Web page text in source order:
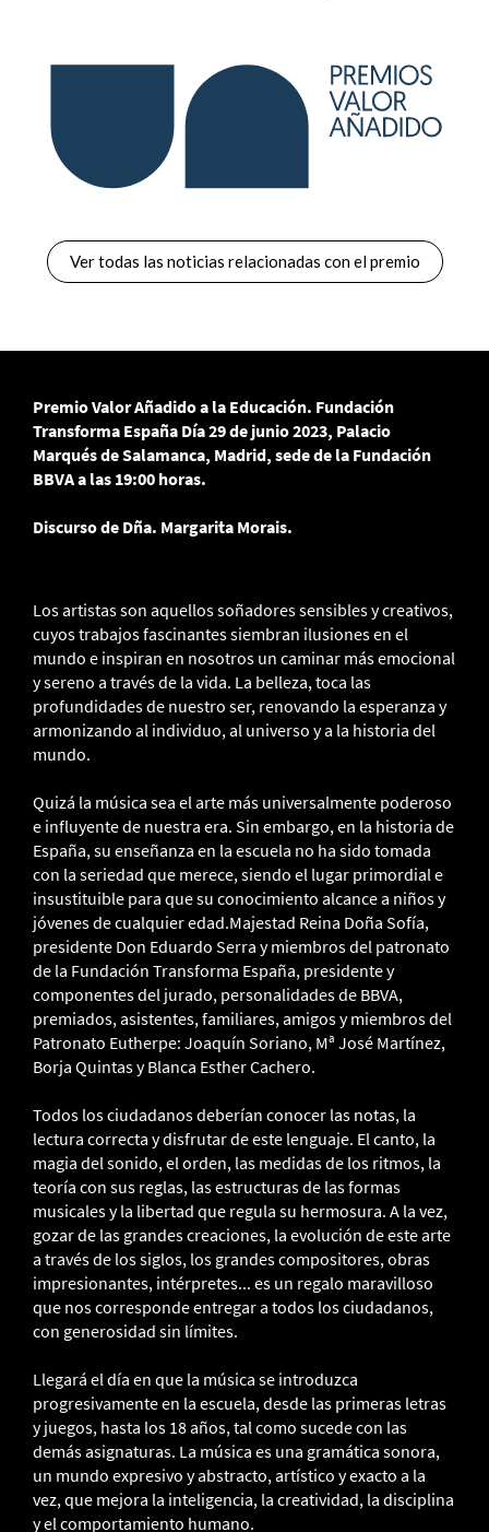
Ver todas las noticias relacionadas con el premio
Premio Valor Añadido a la Educación. Fundación
Transforma España Día 29 de junio 2023, Palacio
Marqués de Salamanca, Madrid, sede de la Fundación
BBVA a las 19:00 horas.
Discurso de Dña. Margarita Morais.
Los artistas son aquellos soñadores sensibles y creativos,
cuyos trabajos fascinantes siembran ilusiones en el
mundo e inspiran en nosotros un caminar más emocional
y sereno a través de la vida. La belleza, toca las
profundidades de nuestro ser, renovando la esperanza y
armonizando al individuo, al universo y a la historia del
mundo.
Quizá la música sea el arte más universalmente poderoso
e influyente de nuestra era. Sin embargo, en la historia de
España, su enseñanza en la escuela no ha sido tomada
con la seriedad que merece, siendo el lugar primordial e
insustituible para que su conocimiento alcance a niños y
jóvenes de cualquier edad.Majestad Reina Doña Sofía,
presidente Don Eduardo Serra y miembros del patronato
de la Fundación Transforma España, presidente y
componentes del jurado, personalidades de BBVA,
premiados, asistentes, familiares, amigos y miembros del
Patronato Eutherpe: Joaquín Soriano, Mª José Martínez,
Borja Quintas y Blanca Esther Cachero.
Todos los ciudadanos deberían conocer las notas, la
lectura correcta y disfrutar de este lenguaje. El canto, la
magia del sonido, el orden, las medidas de los ritmos, la
teoría con sus reglas, las estructuras de las formas
musicales y la libertad que regula su hermosura. A la vez,
gozar de las grandes creaciones, la evolución de este arte
a través de los siglos, los grandes compositores, obras
impresionantes, intérpretes... es un regalo maravilloso
que nos corresponde entregar a todos los ciudadanos,
con generosidad sin límites.
Llegará el día en que la música se introduzca
progresivamente en la escuela, desde las primeras letras
y juegos, hasta los 18 años, tal como sucede con las
demás asignaturas. La música es una gramática sonora,
un mundo expresivo y abstracto, artístico y exacto a la
vez, que mejora la inteligencia, la creatividad, la disciplina
y el comportamiento humano.